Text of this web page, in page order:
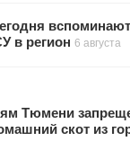
в регион 6 августа
Тюмени
скот из